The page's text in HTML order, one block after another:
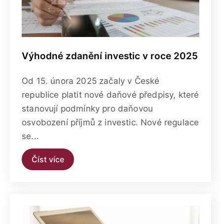
Výhodné zdanění investic v roce 2025
Od 15. února 2025 začaly v České
republice platit nové daňové předpisy, které
stanovují podmínky pro daňovou
osvobození příjmů z investic. Nové regulace
se...
Číst více